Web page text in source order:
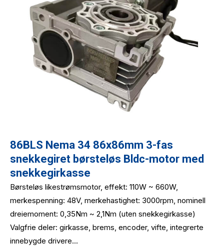
86BLS Nema 34 86x86mm 3-fas
snekkegiret børsteløs Bldc-motor med
snekkegirkasse
Børsteløs likestrømsmotor, effekt: 110W ~ 660W,
merkespenning: 48V, merkehastighet: 3000rpm, nominell
dreiemoment: 0,35Nm ~ 2,1Nm (uten snekkegirkasse)
Valgfrie deler: girkasse, brems, encoder, vifte, integrerte
innebygde drivere...